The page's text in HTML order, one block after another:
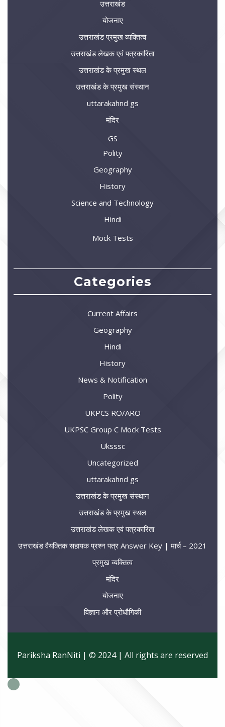
उत्तराखंड
योजनाए
उत्तराखंड प्रमुख व्यक्तित्व
उत्तराखंड लेखक एवं पत्रकारिता
उत्तराखंड के प्रमुख स्थल
उत्तराखंड के प्रमुख संस्थान
uttarakahnd gs
मंदिर
GS
Polity
Geography
History
Science and Technology
Hindi
Mock Tests
Categories
Current Affairs
Geography
Hindi
History
News & Notification
Polity
UKPCS RO/ARO
UKPSC Group C Mock Tests
Uksssc
Uncategorized
uttarakahnd gs
उत्तराखंड के प्रमुख संस्थान
उत्तराखंड के प्रमुख स्थल
उत्तराखंड लेखक एवं पत्रकारिता
उत्तराखंड वैयक्तिक सहायक प्रश्न पत्र Answer Key | मार्च – 2021
प्रमुख व्यक्तित्व
मंदिर
योजनाए
विज्ञान और प्रोधौगिकी
Pariksha RanNiti | © 2024 | All rights are reserved